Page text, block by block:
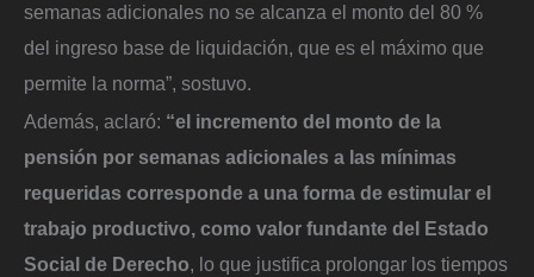
semanas adicionales no se alcanza el monto del 80 %
del ingreso base de liquidación, que es el máximo que
permite la norma”, sostuvo.
Además, aclaró: “el incremento del monto de la
pensión por semanas adicionales a las mínimas
requeridas corresponde a una forma de estimular el
trabajo productivo, como valor fundante del Estado
Social de Derecho, lo que justifica prolongar los tiempos